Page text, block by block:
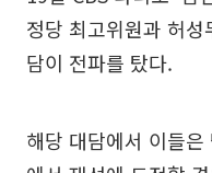
정당 최고위원과 허
담이 전파를 탔다.
해당 대담에서 이들